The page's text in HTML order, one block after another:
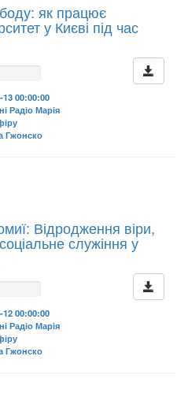
як працює
у Києві під час
13 00:00:00
Радіо Марія
Гжонско
Відродження віри,
служіння у
12 00:00:00
Радіо Марія
Гжонско